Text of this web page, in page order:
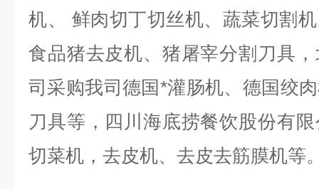
机、
鲜肉切丁切丝机、蔬菜切割
食品猪去皮机、猪屠宰分割刀具
司采购我司德国*灌肠机、德国绞
刀具等，四川海底捞餐饮股份有
切菜机，去皮机、去皮去筋膜机等